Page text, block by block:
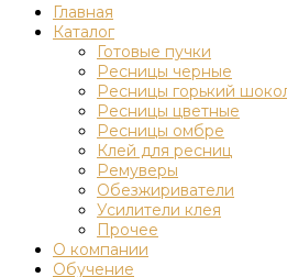
Главная
Каталог
Готовые пучки
Ресницы черные
Ресницы горький
Ресницы цветные
Ресницы омбре
Клей для ресниц
Ремуверы
Обезжириватели
Усилители клея
Прочее
О компании
Обучение